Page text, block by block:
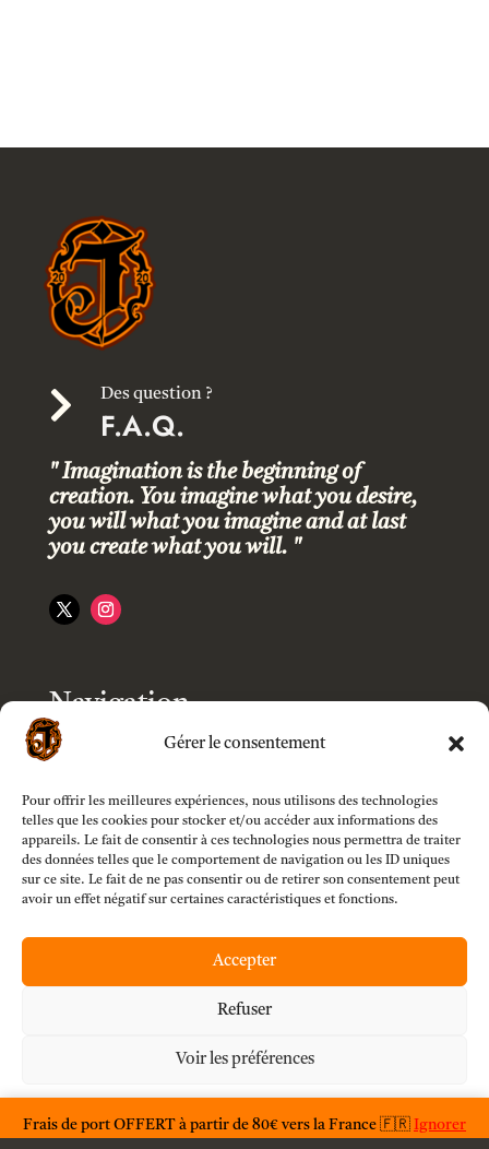
Gérer le consentement
Pour offrir les meilleures expériences, nous utilisons des technologies
telles que les cookies pour stocker et/ou accéder aux informations des
appareils. Le fait de consentir à ces technologies nous permettra de traiter
des données telles que le comportement de navigation ou les ID uniques
sur ce site. Le fait de ne pas consentir ou de retirer son consentement peut
avoir un effet négatif sur certaines caractéristiques et fonctions.
Accepter
Refuser
Voir les préférences
Frais de port OFFERT à partir de 80€ vers la France 🇫🇷 Ignorer
 Des question ?
F.A.Q.
" Imagination is the beginning of
creation. You imagine what you desire,
you will what you imagine and at last
you create what you will. "
Navigation
Accueil
Boutique
Modèles